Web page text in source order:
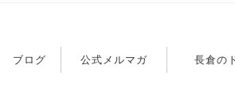
ブログ 公式メルマガ 長倉の